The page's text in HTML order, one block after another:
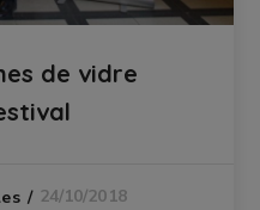
de vidre
24/10/2018